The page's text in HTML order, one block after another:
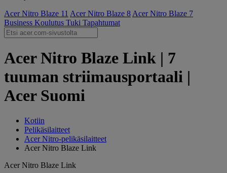
Acer Nitro Blaze 11 Acer Nitro Blaze 8 Acer Nitro Blaze 7
Business Koulutus Tuki Tapahtumat
Acer Nitro Blaze Link | 7
tuuman striimausportaali |
Acer Suomi
Kotiin
Pelikäsilaitteet
Acer Nitro-pelikäsilaitteet
Acer Nitro Blaze Link
Acer Nitro Blaze Link